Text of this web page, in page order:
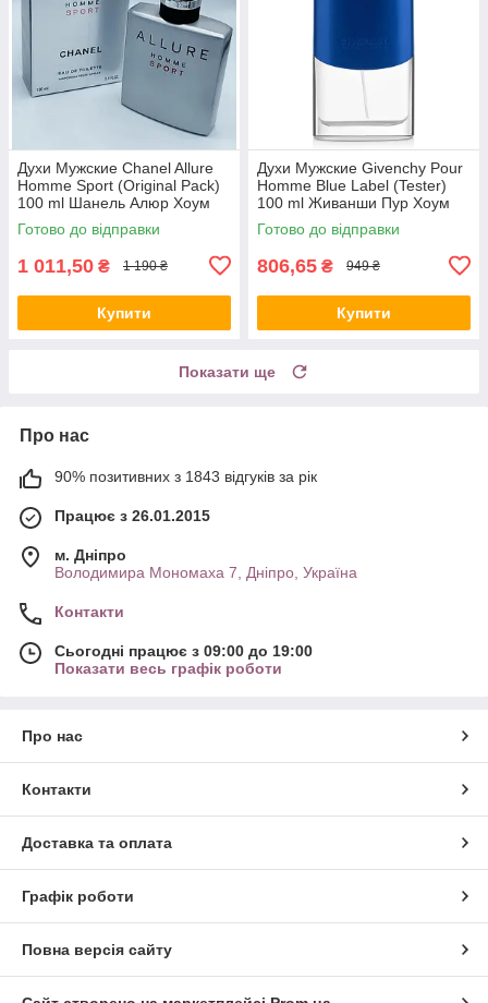
Духи Мужские Chanel Allure
Homme Sport (Original Pack)
100 ml Шанель Алюр Хоум
Спорт (Оригинал Упаковк)
100 мл
Готово до відправки
1 011,50 ₴ 1 190 ₴
Купити
Духи Мужские Givenchy Pour
Homme Blue Label (Tester)
100 ml Живанши Пур Хоум
Блю Лейбл (Тестер) 100 мл
all К
Готово до відправки
806,65 ₴ 949 ₴
Купити
Показати ще
Про нас
90% позитивних з 1843 відгуків за рік
Працює з 26.01.2015
м. Дніпро
Володимира Мономаха 7, Дніпро, Україна
Контакти
Сьогодні працює з 09:00 до 19:00
Показати весь графік роботи
Про нас
Контакти
Доставка та оплата
Графік роботи
Повна версія сайту